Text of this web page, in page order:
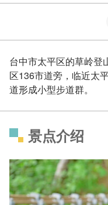
台中市太平区的草岭登
区136市道旁，临近太
道形成小型步道群。
景点介绍